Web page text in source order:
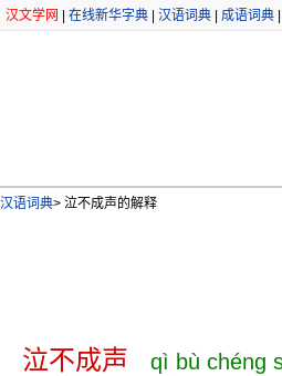
汉文学网 在线新华字典 汉语词典 成语词典
汉语词典> 泣不成声的解释
泣不成声 qì bù chéng